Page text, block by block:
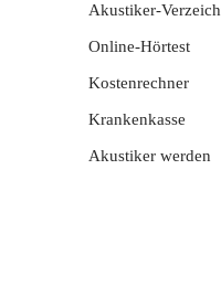
Akustiker-
Online-Hörtest
Kostenrechner
Krankenkasse
Akustiker werden